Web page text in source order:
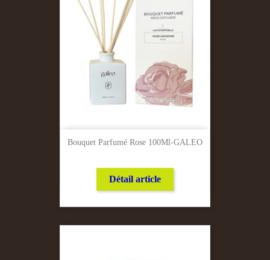
Bouquet Parfumé Rose 100Ml-GALEO
Détail article